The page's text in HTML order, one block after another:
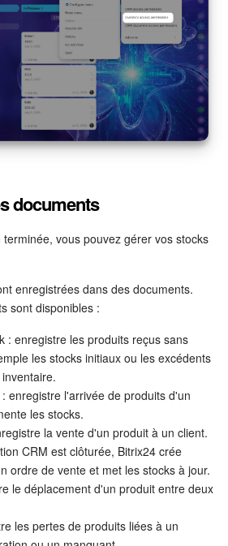
documents
vous pouvez gérer vos stocks
enregistrées dans des documents.
sont disponibles :
: enregistre les produits reçus sans
les stocks initiaux ou les excédents
enregistre l'arrivée de produits d'un
les stocks.
la vente d'un produit à un client.
CRM est clôturée, Bitrix24 crée
ordre de vente et met les stocks à jour.
le déplacement d'un produit entre deux
les pertes de produits liées à un